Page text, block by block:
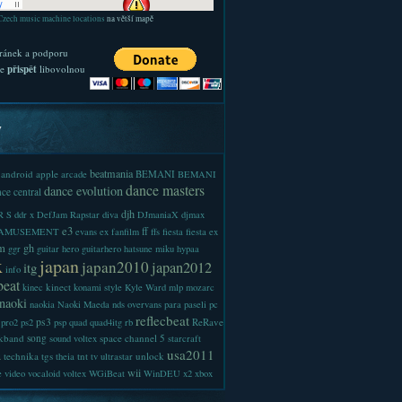
music machine locations na větší mapě
a podporu
přispětlibovolnou
android apple arcade beatmania BEMANI BEMANI
central dance evolutiondance masters
S ddr x DefJam Rapstar diva djh DJmaniaX djmax
e3 evans ex fanfilm ff ffs fiesta fiesta ex
ggr gh guitar hero guitarhero hatsune miku hypaa
info itg japanjapan2010 japan2012
kinec kinect konami style Kyle Ward mlp mozarc
naoki naokia Naoki Maeda nds overvans para paseli pc
pro2 ps2 ps3 psp quad quad4itg rb reflecbeat ReRave
song sound voltex space channel 5 starcraft
technika tgs theia tnt tv ultrastar unlock usa2011
video vocaloid voltex WGiBeat wii WinDEU x2 xbox